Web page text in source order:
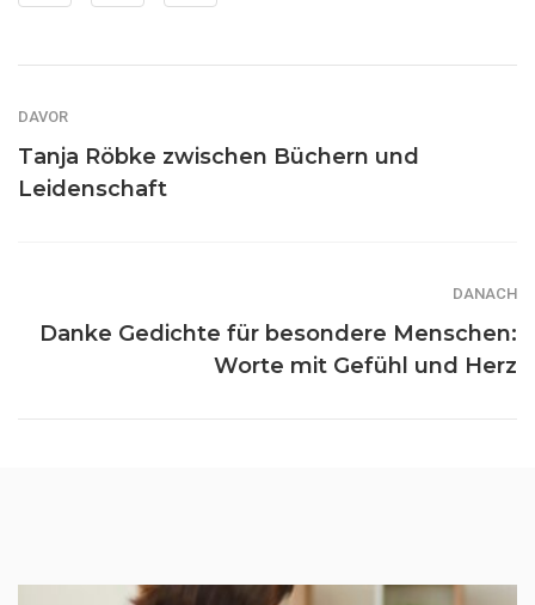
DAVOR
Tanja Röbke zwischen Büchern und
Leidenschaft
DANACH
Danke Gedichte für besondere Menschen:
Worte mit Gefühl und Herz